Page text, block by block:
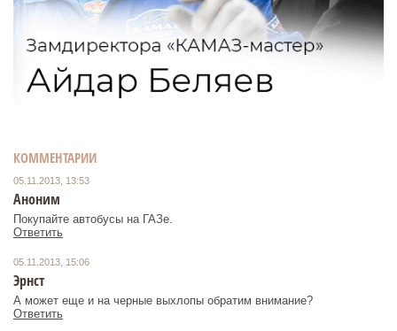
КОММЕНТАРИИ
05.11.2013, 13:53
Аноним
Покупайте автобусы на ГАЗе.
Ответить
05.11.2013, 15:06
Эрнст
А может еще и на черные выхлопы обратим внимание?
Ответить